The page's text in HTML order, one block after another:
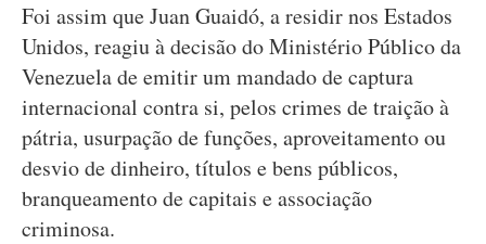
Foi assim que Juan Guaidó, a residir nos Estados
Unidos, reagiu à decisão do Ministério Público da
Venezuela de emitir um mandado de captura
internacional contra si, pelos crimes de traição à
pátria, usurpação de funções, aproveitamento ou
desvio de dinheiro, títulos e bens públicos,
branqueamento de capitais e associação
criminosa.